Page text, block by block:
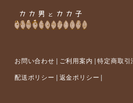
お問い合わせ ご利用案内 特定商取引
配送ポリシー 返金ポリシー